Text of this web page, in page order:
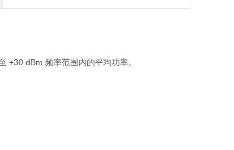
+30 dBm 频率范围内的平均功率。